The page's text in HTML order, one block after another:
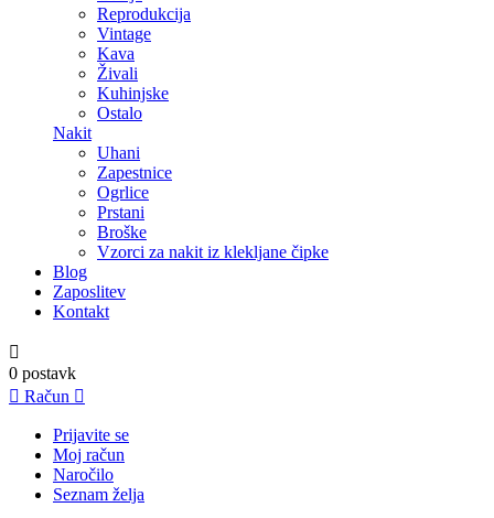
Reprodukcija
Vintage
Kava
Živali
Kuhinjske
Ostalo
Nakit
Uhani
Zapestnice
Ogrlice
Prstani
Broške
Vzorci za nakit iz klekljane čipke
Blog
Zaposlitev
Kontakt

0 postavk
 Račun 
Prijavite se
Moj račun
Naročilo
Seznam želja